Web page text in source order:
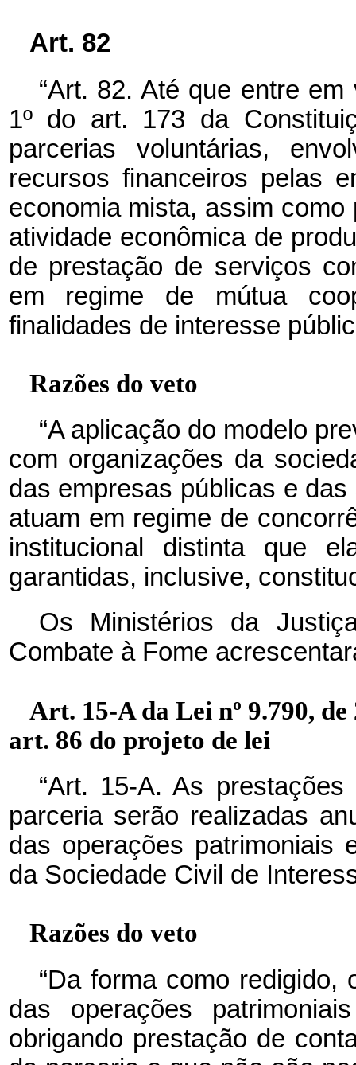
Art. 82
“Art. 82. Até que entre
1º do art. 173 da
parcerias voluntárias,
recursos financeiros pelas
economia mista, assim
atividade econômica de
de prestação de serviços
em regime de mútua
finalidades de interesse
Razões do veto
“A aplicação do modelo
com organizações da
das empresas públicas e
atuam em regime de
institucional distinta que
garantidas, inclusive,
Os Ministérios da
Combate à Fome
Art. 15-A da Lei nº 9.790,
art. 86 do projeto de lei
“Art. 15-A. As
parceria serão realizadas
das operações patrimoniais
da Sociedade Civil de
Razões do veto
“Da forma como redigido,
das operações
obrigando prestação de